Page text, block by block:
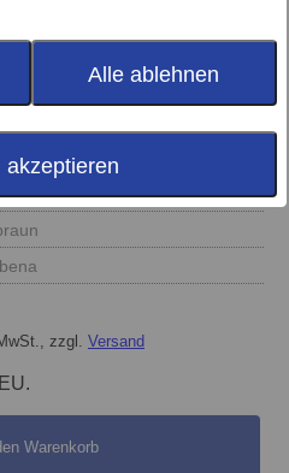
Alle ablehnen
akzeptieren
zzgl. Versand
Warenkorb